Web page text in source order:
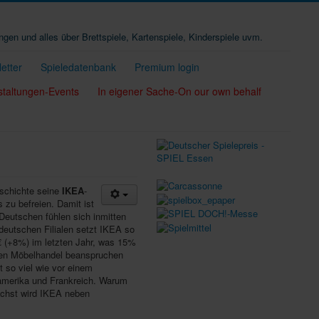
und alles über Brettspiele, Kartenspiele, Kinderspiele uvm.
Spieledatenbank
Premium login
Events In eigener Sache-On our own behalf
seine IKEA-
zu befreien. Damit ist
fühlen sich inmitten
Filialen setzt IKEA so
im letzten Jahr, was 15%
Möbelhandel beanspruchen
so viel wie vor einem
und Frankreich. Warum
wird IKEA neben